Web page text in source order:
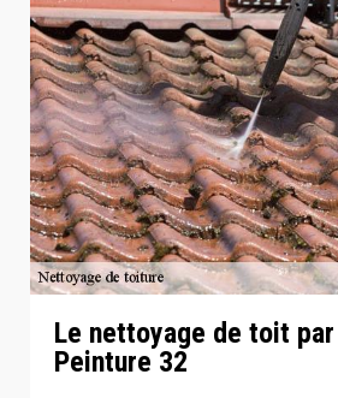
Le nettoyage de toit
Peinture 32